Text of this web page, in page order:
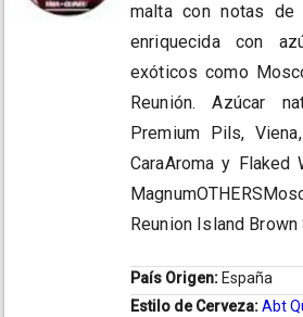
malta con notas
enriquecida con
exóticos como
Reunión. Azúcar
Premium Pils,
CaraAroma y Flaked
Reunion Island Brown
País Origen: España
Estilo de Cerveza:Abt